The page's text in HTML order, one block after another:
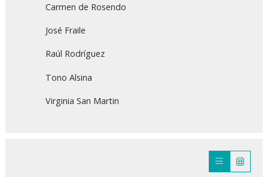
Carmen de Rosendo
José Fraile
Raúl Rodríguez
Tono Alsina
Virginia San Martin